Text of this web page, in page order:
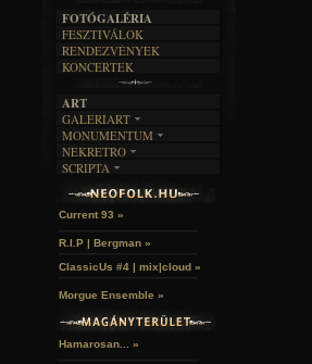
FOTÓGALÉRIA
FESZTIVÁLOK
RENDEZVÉNYEK
KONCERTEK
ART
GALERIART
ARTGALERI
KÉPREGÉNYEK
LAKÁSKULTS
MONUMENTUM
TEMETŐK
TEMPLOMOK
VÁRAK
HELYEK
NEKRETRO
SZUBKULT
FEKETE LYUK
RELIKVIÁK
SCRIPTA
NOVELLÁK
Current 93 »
R.I.P | Bergman »
ClassicUs #4 | mix|cloud »
Morgue Ensemble »
Hamarosan... »